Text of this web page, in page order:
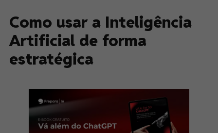
Como usar a Inteligência
Artificial de forma
estratégica